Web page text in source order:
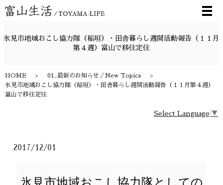
メ
氷見市地域おこし協力隊（稲垣）・田舎暮らし週間活動報告（１１月
第４週）富山で移住定住
HOME
01_最新のお知らせ／New Topics
氷見市地域おこし協力隊（稲垣）・田舎暮らし週間活動報告（１１月第４週）
富山で移住定住
Select Language ▼
2017/12/01
氷見市地域おこし協力隊としての